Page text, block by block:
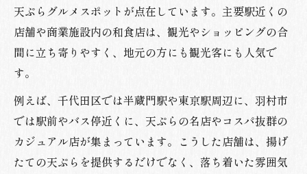
天ぷらグルメスポットが点在しています。主要駅近くの
店舗や商業施設内の和食店は、観光やショッピングの合
間に立ち寄りやすく、地元の方にも観光客にも人気で
す。
例えば、千代田区では半蔵門駅や東京駅周辺に、羽村市
では駅前やバス停近くに、天ぷらの名店やコスパ抜群の
カジュアル店が集まっています。こうした店舗は、揚げ
たての天ぷらを提供するだけでなく、落ち着いた雰囲気